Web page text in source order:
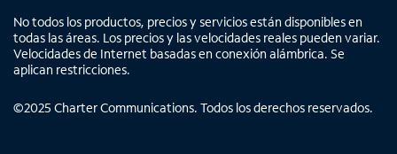
No todos los productos, precios y servicios están disponibles en
todas las áreas. Los precios y las velocidades reales pueden variar.
Velocidades de Internet basadas en conexión alámbrica. Se
aplican restricciones.
©2025 Charter Communications. Todos los derechos reservados.